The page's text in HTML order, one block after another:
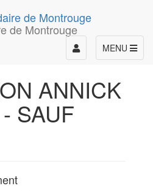
de Montrouge
MENU
Toggle
navigation
ANNICK
SAUF